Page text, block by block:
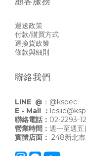
運送政策
付款/購買方式
退換貨政策
條款與細則
聯絡我們
LINE @ ： @kspec
E - Mail ：
聯絡電話： 02-2293-
營業時間： 週一至週
實體店面： 248新北市